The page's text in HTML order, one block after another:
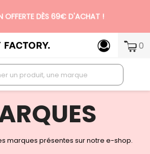
OFFERTE DÈS 69€ D'ACHAT !
PREMIUM SANS ENGAGEMENT 0
marques présentes sur notre e-shop.